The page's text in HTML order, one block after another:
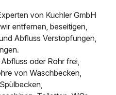
von Kuchler GmbH
entfernen, beseitigen,
Abfluss Verstopfungen,
oder Rohr frei,
von Waschbecken,